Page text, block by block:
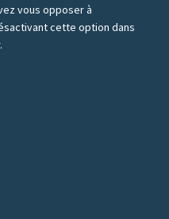
vous opposer à
cette option dans